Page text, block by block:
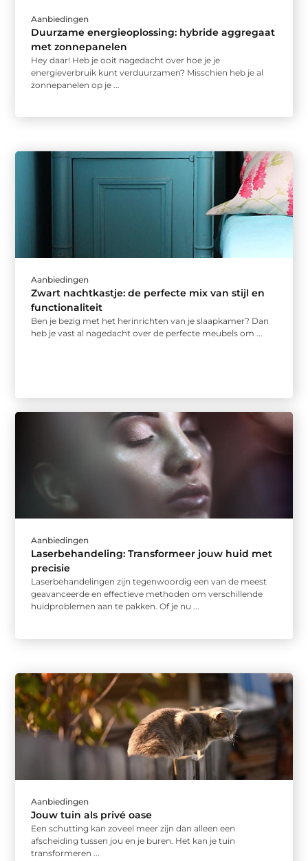
Aanbiedingen
Duurzame energieoplossing: hybride aggregaat
met zonnepanelen
Hey daar! Heb je ooit nagedacht over hoe je je
energieverbruik kunt verduurzamen? Misschien heb je al
zonnepanelen op je ...
Aanbiedingen
Zwart nachtkastje: de perfecte mix van stijl en
functionaliteit
Ben je bezig met het herinrichten van je slaapkamer? Dan
heb je vast al nagedacht over de perfecte meubels om ...
Aanbiedingen
Laserbehandeling: Transformeer jouw huid met
precisie
Laserbehandelingen zijn tegenwoordig een van de meest
geavanceerde en effectieve methoden om verschillende
huidproblemen aan te pakken. Of je nu ...
Aanbiedingen
Jouw tuin als privé oase
Een schutting kan zoveel meer zijn dan alleen een
afscheiding tussen jou en je buren. Het kan je tuin
transformeren ...